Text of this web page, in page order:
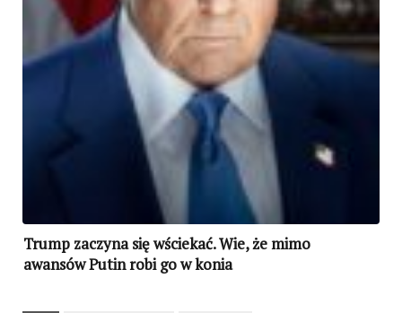
Trump zaczyna się wściekać. Wie, że mimo
awansów Putin robi go w konia